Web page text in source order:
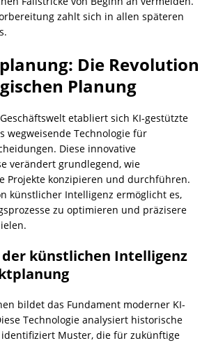
zahlt sich in allen späteren
Die Revolution
Planung
etabliert sich KI-gestützte
wegweisende Technologie für
Diese innovative
verändert grundlegend, wie
Projekte konzipieren und durchführen.
künstlicher Intelligenz ermöglicht es,
zu optimieren und präzisere
der künstlichen Intelligenz
bildet das Fundament moderner KI-
Technologie analysiert historische
Muster, die für zukünftige